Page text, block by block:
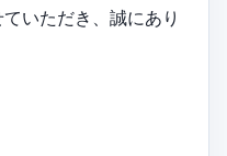
いただき、誠にあり